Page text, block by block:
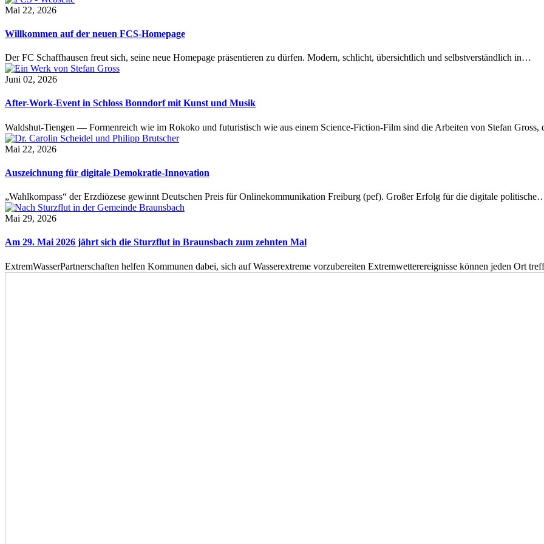
Mai 22, 2026
Willkommen auf der neuen FCS-Homepage
Der FC Schaffhausen freut sich, seine neue Homepage präsentieren zu dürfen. Modern, schlicht, übersichtlich und selbstverständlich in…
Juni 02, 2026
After-Work-Event in Schloss Bonndorf mit Kunst und Musik
Waldshut-Tiengen — Formenreich wie im Rokoko und futuristisch wie aus einem Science-Fiction-Film sind die Arbeiten von Stefan
Mai 22, 2026
Auszeichnung für digitale Demokratie-Innovation
„Wahlkompass“ der Erzdiözese gewinnt Deutschen Preis für Onlinekommunikation Freiburg (pef). Großer Erfolg für die digitale
Mai 29, 2026
Am 29. Mai 2026 jährt sich die Sturzflut in Braunsbach zum zehnten Mal
ExtremWasserPartnerschaften helfen Kommunen dabei, sich auf Wasserextreme vorzubereiten Extremwetterereignisse können jeden Ort